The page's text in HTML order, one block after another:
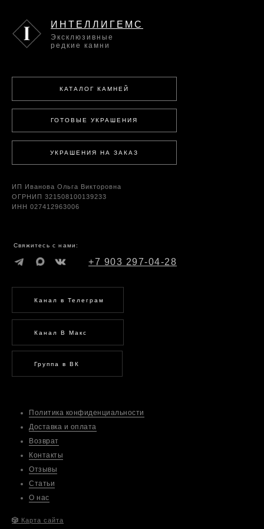
КАТАЛОГ КАМНЕЙ
УКРАШЕНИЯ НА ЗАКАЗ
ГОТОВЫЕ УКРАШЕНИЯ
Эксклюзивные
редкие камни
ИНТЕЛЛИГЕМС
Политика конфиденциальности
Доставка и оплата
Возврат
Контакты
Отзывы
Статьи
О нас
+7 903 297-04-28
Канал В Макс
Группа в ВК
Канал в Телеграм
Свяжитесь с нами:
🎲 Карта сайта
ИП Иванова Ольга Викторовна
ОГРНИП 321508100139233
ИНН 027412963006